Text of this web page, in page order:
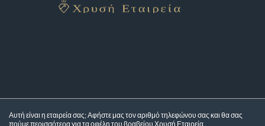
Αυτή είναι η εταιρεία σας; Αφήστε μας τον αριθμό τηλεφώνου σας και θα σας
πούμε περισσότερα για ταοφέλη του βραβείου Χρυσή Εταιρεία